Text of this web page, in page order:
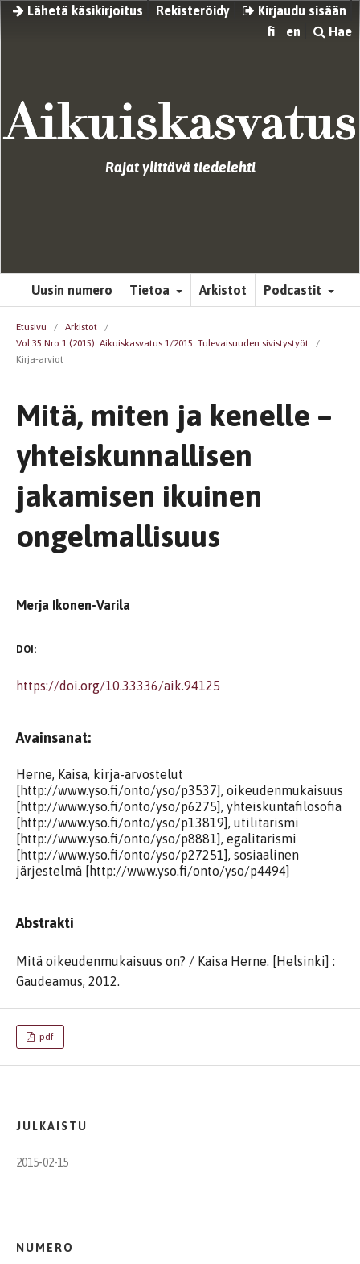
Lähetä käsikirjoitus Rekisteröidy
Kirjaudu sisään
fi
en Hae
Rajat ylittävä tiedelehti
Uusin numero Tietoa Arkistot Podcastit
Etusivu / Arkistot
/
Vol 35 Nro 1 (2015): Aikuiskasvatus 1/2015: Tulevaisuuden sivistystyöt
/
Kirja-arviot
Mitä, miten ja kenelle –
yhteiskunnallisen
jakamisen ikuinen
ongelmallisuus
Merja Ikonen-Varila
DOI:
https://doi.org/10.33336/aik.94125
Avainsanat:
Herne, Kaisa, kirja-arvostelut
[http://www.yso.fi/onto/yso/p3537], oikeudenmukaisuus
[http://www.yso.fi/onto/yso/p6275], yhteiskuntafilosofia
[http://www.yso.fi/onto/yso/p13819], utilitarismi
[http://www.yso.fi/onto/yso/p8881], egalitarismi
[http://www.yso.fi/onto/yso/p27251], sosiaalinen
järjestelmä [http://www.yso.fi/onto/yso/p4494]
Abstrakti
Mitä oikeudenmukaisuus on? / Kaisa Herne. [Helsinki] :
Gaudeamus, 2012.
pdf
JULKAISTU
2015-02-15
NUMERO